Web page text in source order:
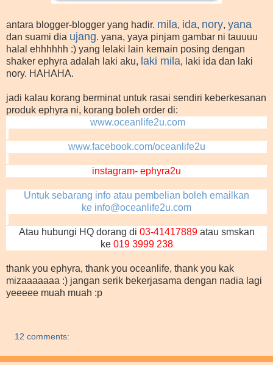
antara blogger-blogger yang hadir. mila, ida, nory, yana
dan suami dia ujang. yana, yaya pinjam gambar ni tauuuu
halal ehhhhhh :) yang lelaki lain kemain posing dengan
shaker ephyra adalah laki aku, laki mila, laki ida dan laki
nory. HAHAHA.
jadi kalau korang berminat untuk rasai sendiri keberkesanan
produk ephyra ni, korang boleh order di:
www.oceanlife2u.com
www.facebook.com/oceanlife2u
instagram- ephyra2u
Untuk sebarang info atau pembelian boleh emailkan
ke info@oceanlife2u.com
Atau hubungi HQ dorang di 03-41417889atau smskan
ke 019 3999 238
thank you ephyra, thank you oceanlife, thank you kak
mizaaaaaaa :) jangan serik bekerjasama dengan nadia lagi
yeeeee muah muah :p
12 comments: